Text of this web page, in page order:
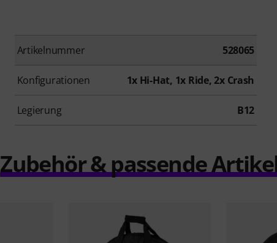
Artikelnummer 528065
Konfigurationen 1x Hi-Hat, 1x Ride, 2x Crash
Legierung B12
Zubehör & passende